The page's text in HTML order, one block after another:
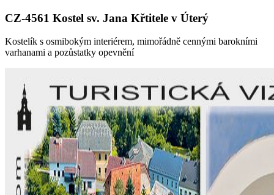
CZ-4561 Kostel sv. Jana Křtitele v Úterý
Kostelík s osmibokým interiérem, mimořádně cennými barokními
varhanami a pozůstatky opevnění